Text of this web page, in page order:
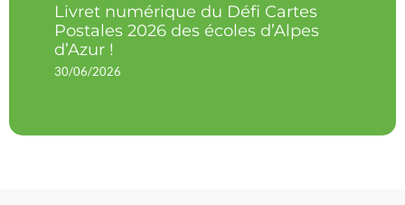
Livret numérique du Défi Cartes
Postales 2026 des écoles d’Alpes
d’Azur !
30/06/2026